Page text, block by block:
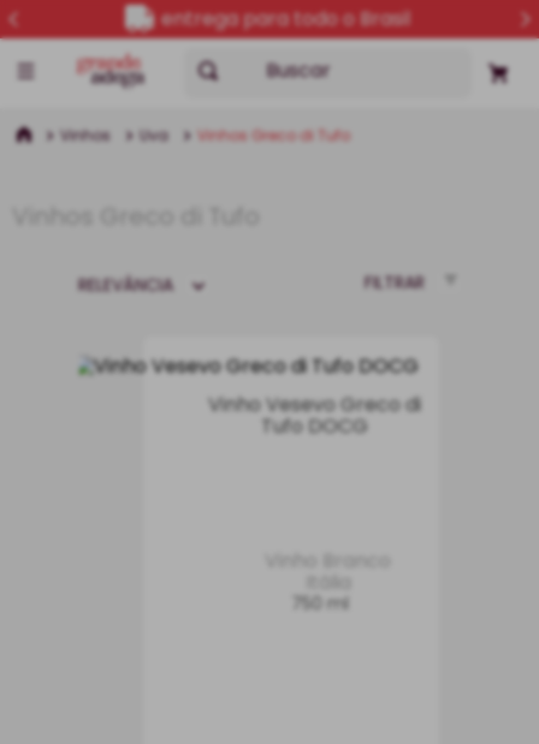
entrega para todo o Brasil
Buscar
Vinhos Uva Vinhos Greco di Tufo
RELEVÂNCIA FILTRAR
Vinho Vesevo Greco di
Tufo DOCG
750 ml